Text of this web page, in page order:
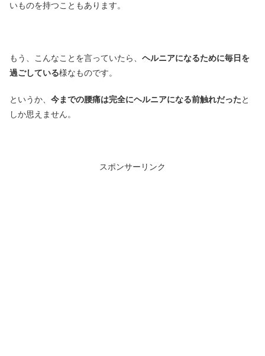
いものを持つこともあります。
もう、こんなことを言っていたら、 ヘルニアになるために毎日を
過ごしている様なものです。
というか、 今までの腰痛は完全にヘルニアになる前触れだったと
しか思えません。
スポンサーリンク